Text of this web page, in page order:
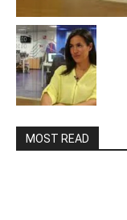
MOST READ